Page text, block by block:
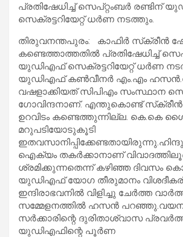
പ്രതിഷേധിച്ച് സെപ്റ്റംബര്‍ രണ്ടിന്
സെക്രട്ടറിയേറ്റ് ധര്‍ണ നടത്തും.
തിരുവനന്തപുരം: കാഫിര്‍ സ്‌ക്രീന്‍
കണ്ടെത്താത്തതില്‍ പ്രതിഷേധിച്ച്
യുഡിഎഫ് സെക്രട്ടറിയേറ്റ് ധര്‍ണ
യുഡിഎഫ് കണ്‍വീനര്‍ എം.എം
വഷളാക്കിയത് സിപിഎം സംസ്ഥാന
ഗോവിന്ദനാണ്. എന്തുകൊണ്ട്
ഉറവിടം കണ്ടെത്തുന്നില്ല. കെ.കെ
മറുപടിയോടുകൂടി
ഐക്യം തകര്‍ക്കാനാണ്
ശ്രമിക്കുന്നതെന്ന് കഴിഞ്ഞ ദിവസം
യുഡിഎഫ് യോഗ തീരുമാനം
ഇന്ദിരാഭവനില്‍ വിളിച്ചു ചേര്‍ത്ത
സമ്മേളനത്തില്‍ ഹസന്‍
സര്‍ക്കാരിന്റെ ദുരിതാശ്വാസ
യുഡിഎഫിന്റെ പൂര്‍ണ